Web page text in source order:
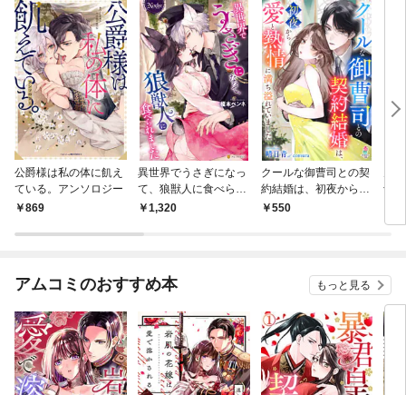
公爵様は私の体に飢え
ている。アンソロジー
869
異世界でうさぎになっ
て、狼獣人に食べられ
ました
1,320
クールな御曹司との契
約結婚は、初夜から愛
と熱情に満ち溢れてい
550
士
アムコミのおすすめ本 もっと見る